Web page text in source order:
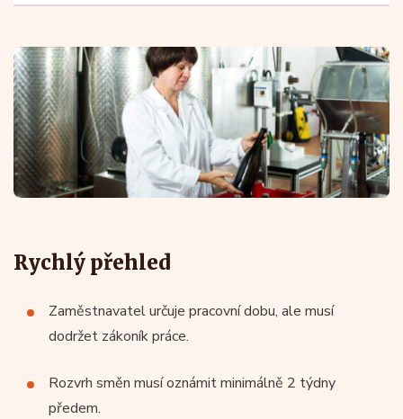
Rychlý přehled
Zaměstnavatel určuje pracovní dobu, ale musí
dodržet zákoník práce.
Rozvrh směn musí oznámit minimálně 2 týdny
předem.